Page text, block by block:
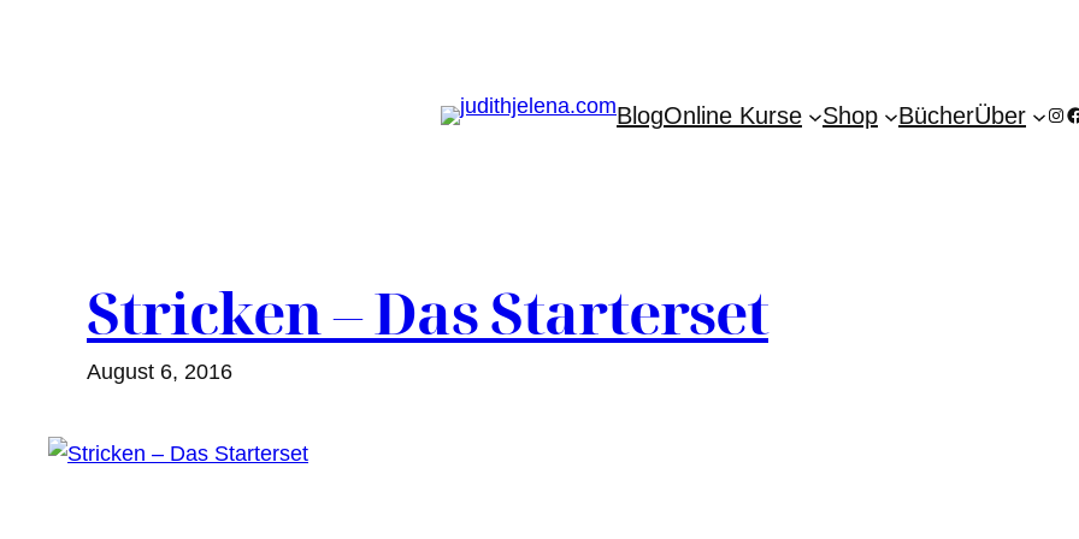
BlogOnline Kurse Shop BücherÜber
Stricken – Das Starterset
August 6, 2016